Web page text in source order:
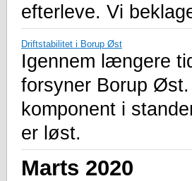
efterleve. Vi
Driftstabilitet i Borup Øst
Igennem længere
forsyner Borup
komponent i
er løst.
Marts 2020